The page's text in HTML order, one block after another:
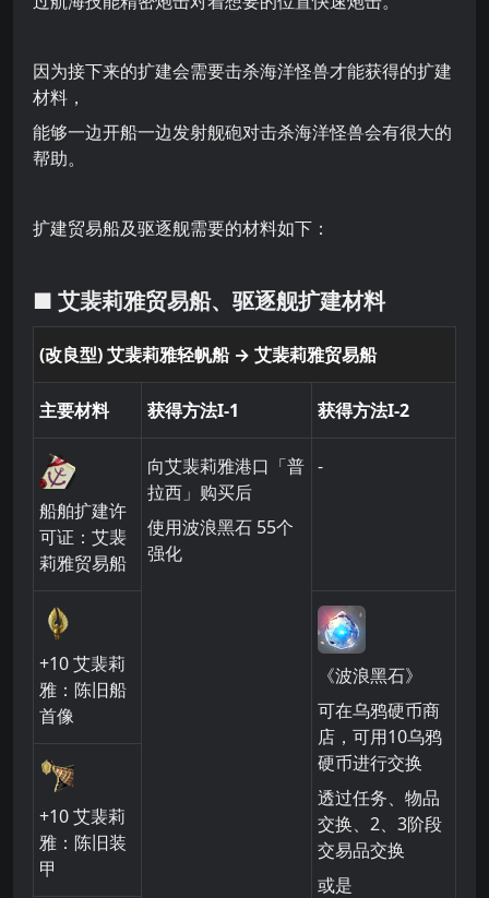
因为接下来的扩建会需要击杀海洋怪兽才能获得的扩建
材料，
能够一边开船一边发射舰砲对击杀海洋怪兽会有很大的
帮助。
扩建贸易船及驱逐舰需要的材料如下：
■ 艾裴莉雅贸易船、驱逐舰扩建材料
(改良型) 艾裴莉雅轻帆船 → 艾裴莉雅贸易船
主要材料 获得方法I-1 获得方法I-2
船舶扩建许
可证：艾裴
莉雅贸易船
向艾裴莉雅港口「普
拉西」购买后
使用波浪黑石 55个
强化
-
+10艾裴莉
雅：陈旧船
首像
《波浪黑石》
可在乌鸦硬币商
店，可用10乌鸦
硬币进行交换
透过任务、物品
交换、2、3阶段
交易品交换
或是
+10艾裴莉
雅：陈旧装
甲